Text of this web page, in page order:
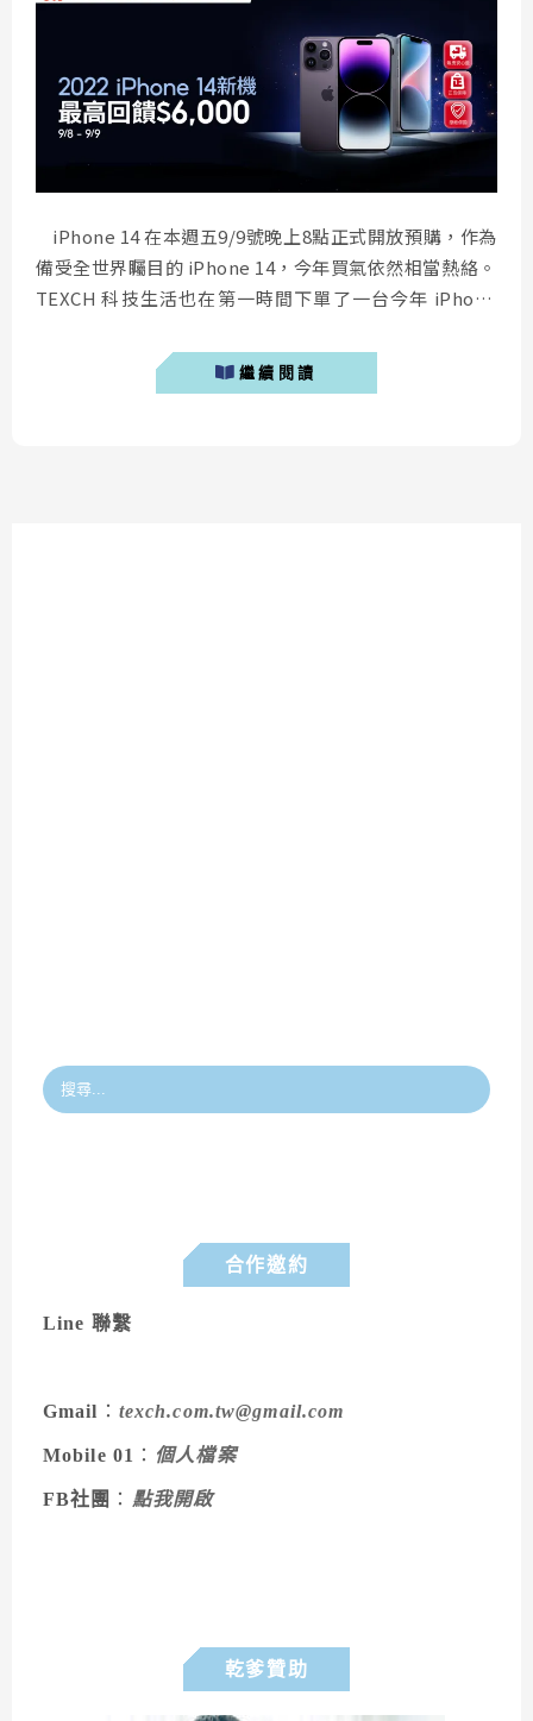
iPhone 14 在本週五9/9號晚上8點正式開放預購，作為
備受全世界矚目的 iPhone 14，今年買氣依然相當熱絡。
TEXCH 科技生活也在第一時間下單了一台今年 iPhone
怎麼買最優惠呢？以下是筆者省下新台幣 4700 元的購買
iPhone 14 攻略。 iP...
繼續閱讀
合作邀約
Line 聯繫
Gmail ： texch.com.tw@gmail.com
Mobile 01 ： 個人檔案
FB社團 ： 點我開啟
乾爹贊助